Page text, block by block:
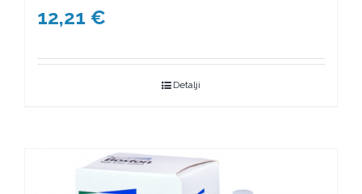
12,21 €
Detalji